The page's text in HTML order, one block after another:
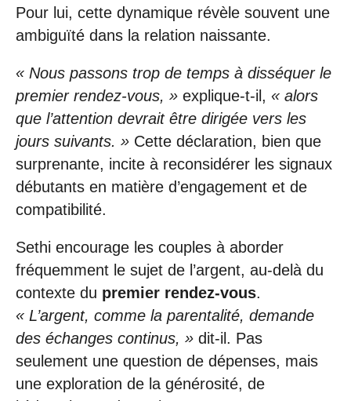
Pour lui, cette dynamique révèle souvent une
ambiguïté dans la relation naissante.
« Nous passons trop de temps à disséquer le
premier rendez-vous, » explique-t-il, « alors
que l’attention devrait être dirigée vers les
jours suivants. » Cette déclaration, bien que
surprenante, incite à reconsidérer les signaux
débutants en matière d’engagement et de
compatibilité.
Sethi encourage les couples à aborder
fréquemment le sujet de l’argent, au-delà du
contexte du premier rendez-vous.
« L’argent, comme la parentalité, demande
des échanges continus, » dit-il. Pas
seulement une question de dépenses, mais
une exploration de la générosité, de